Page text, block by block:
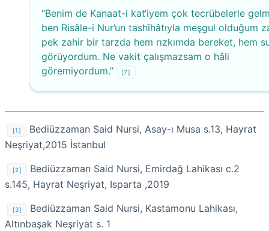
“Benim de Kanaat-i kat‘iyem çok tecrübelerle
ben Risâle-i Nur’un tashîhâtıyla meşgul olduğum
pek zahir bir tarzda hem rızkımda bereket, hem
görüyordum. Ne vakit çalışmazsam o hâli
göremiyordum.”
[7]
[1]
Bediüzzaman Said Nursi, Asay-ı Musa s.13, Hayrat
Neşriyat,2015 İstanbul
[2]
Bediüzzaman Said Nursi, Emirdağ Lahikası c.2
s.145, Hayrat Neşriyat, Isparta ,2019
[3]
Bediüzzaman Said Nursi, Kastamonu Lahikası,
Altınbaşak Neşriyat s. 1